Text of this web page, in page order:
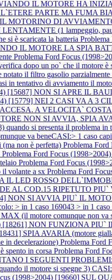
IL MOTORE HA
PARTE MA FUMA
MOTORINO DI
(1 lampeggio,
si è scaricata la batteria
IL MOTORE LA SPIA
Problema Ford Focus
dopo un po` che il motore
il filtro gasolio
di avviamento il
[15687] NON SI APRE IL
[15779] NEI 2 CASI VA A
ACCESA. A VELOCITA`
NON SI AVVIA, SPIA
quando si presenta il problema
va beneCASI:> 1 caso
non è perfetta) Problema
Problema Ford Focus
Problema Ford Focus
il volante a sx Problema Ford
LED ROSSO
COD.15 RIPETUTO PIU`
NON SI AVVIA PIU` IL
> in 1 caso 169043 > in 1
(il motore comunque non
[18261] NON FUNZIONA
SPIA AVARIA (motore
in decelerazione) Problema Ford
spento in corsa Problema Ford
I SEGUENTI
il motore si spegne 3)
(1998>2004) [19660] SUL